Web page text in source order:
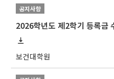
공지사항
보건대학원